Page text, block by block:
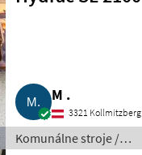
M .
3321 Kollmitzberg
Komunálne stroje /